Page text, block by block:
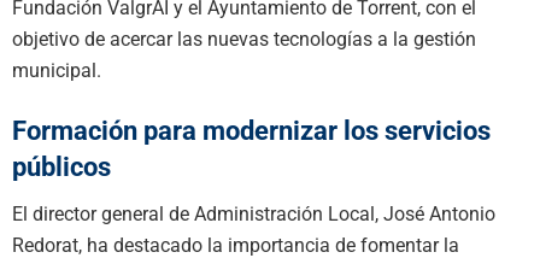
Fundación ValgrAI y el Ayuntamiento de Torrent, con el
objetivo de acercar las nuevas tecnologías a la gestión
municipal.
Formación para modernizar los servicios
públicos
El director general de Administración Local, José Antonio
Redorat, ha destacado la importancia de fomentar la